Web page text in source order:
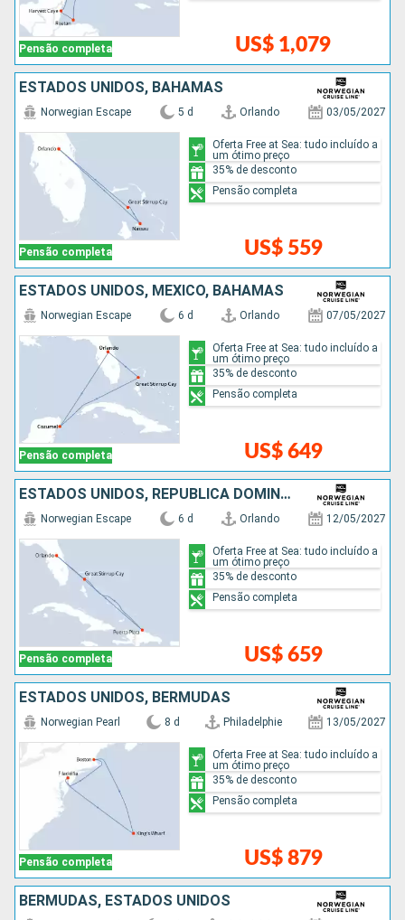
Pensão completa US$ 1,079
ESTADOS UNIDOS, BAHAMAS
Pensão completa
Norwegian Escape 5 d Orlando 03/05/2027
US$ 559
Oferta Free at Sea: tudo incluído a
um ótimo preço
35% de desconto
Pensão completa
ESTADOS UNIDOS, MÉXICO, BAHAMAS
Pensão completa
Norwegian Escape 6 d Orlando 07/05/2027
US$ 649
Oferta Free at Sea: tudo incluído a
um ótimo preço
35% de desconto
Pensão completa
ESTADOS UNIDOS, REPUBLICA DOMINICANA, BAHAMAS
Pensão completa
Norwegian Escape 6 d Orlando 12/05/2027
US$ 659
Oferta Free at Sea: tudo incluído a
um ótimo preço
35% de desconto
Pensão completa
ESTADOS UNIDOS, BERMUDAS
Pensão completa
Norwegian Pearl 8 d Philadelphie 13/05/2027
US$ 879
Oferta Free at Sea: tudo incluído a
um ótimo preço
35% de desconto
Pensão completa
BERMUDAS, ESTADOS UNIDOS